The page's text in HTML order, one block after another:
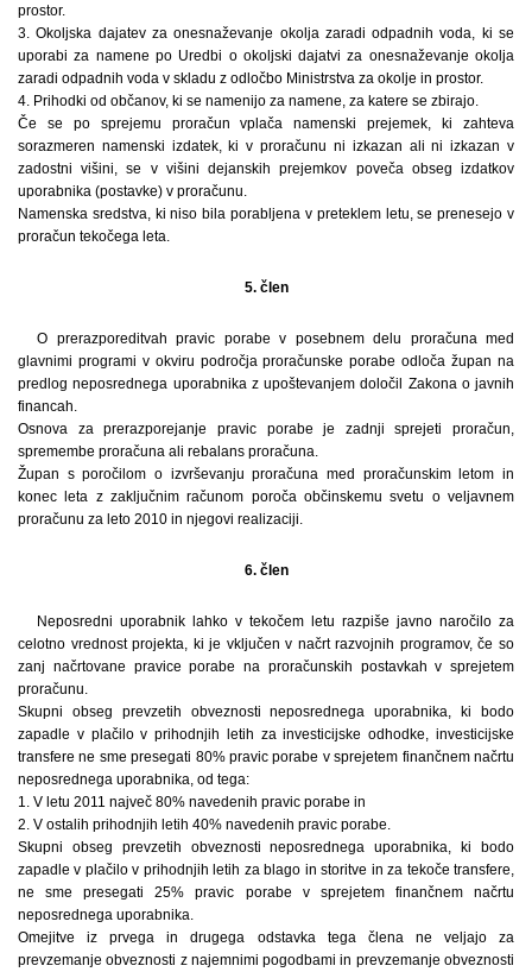
prostor.
3. Okoljska dajatev za onesnaževanje okolja zaradi odpadnih voda, ki se
uporabi za namene po Uredbi o okoljski dajatvi za onesnaževanje okolja
zaradi odpadnih voda v skladu z odločbo Ministrstva za okolje in prostor.
4. Prihodki od občanov, ki se namenijo za namene, za katere se zbirajo.
Če se po sprejemu proračun vplača namenski prejemek, ki zahteva
sorazmeren namenski izdatek, ki v proračunu ni izkazan ali ni izkazan v
zadostni višini, se v višini dejanskih prejemkov poveča obseg izdatkov
uporabnika (postavke) v proračunu.
Namenska sredstva, ki niso bila porabljena v preteklem letu, se prenesejo v
proračun tekočega leta.
5. člen
O prerazporeditvah pravic porabe v posebnem delu proračuna med
glavnimi programi v okviru področja proračunske porabe odloča župan na
predlog neposrednega uporabnika z upoštevanjem določil Zakona o javnih
financah.
Osnova za prerazporejanje pravic porabe je zadnji sprejeti proračun,
spremembe proračuna ali rebalans proračuna.
Župan s poročilom o izvrševanju proračuna med proračunskim letom in
konec leta z zaključnim računom poroča občinskemu svetu o veljavnem
proračunu za leto 2010 in njegovi realizaciji.
6. člen
Neposredni uporabnik lahko v tekočem letu razpiše javno naročilo za
celotno vrednost projekta, ki je vključen v načrt razvojnih programov, če so
zanj načrtovane pravice porabe na proračunskih postavkah v sprejetem
proračunu.
Skupni obseg prevzetih obveznosti neposrednega uporabnika, ki bodo
zapadle v plačilo v prihodnjih letih za investicijske odhodke, investicijske
transfere ne sme presegati 80% pravic porabe v sprejetem finančnem načrtu
neposrednega uporabnika, od tega:
1. V letu 2011 največ 80% navedenih pravic porabe in
2. V ostalih prihodnjih letih 40% navedenih pravic porabe.
Skupni obseg prevzetih obveznosti neposrednega uporabnika, ki bodo
zapadle v plačilo v prihodnjih letih za blago in storitve in za tekoče transfere,
ne sme presegati 25% pravic porabe v sprejetem finančnem načrtu
neposrednega uporabnika.
Omejitve iz prvega in drugega odstavka tega člena ne veljajo za
prevzemanje obveznosti z najemnimi pogodbami in prevzemanje obveznosti